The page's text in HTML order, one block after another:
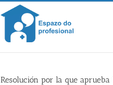
Resolución por la que